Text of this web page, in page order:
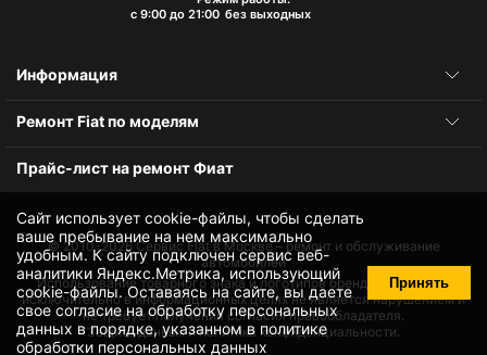
Сайт использует cookie-файлы, чтобы сделать
ваше пребывание на нем максимально
удобным. К cайту подключен сервис веб-
аналитики Яндекс.Метрика, использующий
cookie-файлы. Оставаясь на сайте, вы даете
своесогласие на обработку персональных
данных в порядке, указанном в политике
обработки персональных данных
Принять
с 9:00 до 21:00 без выходных
Информация
Ремонт Fiat по моделям
Прайс-лист на ремонт Фиат
© 2010-2026Сервис Fiat в Москве – ремонт и обслуживание
автомобилей
Использование товарного знака и логотипов бренда происходит
исключительно в информационных целях не является нарушением и
не требует получения согласия правообладателя.
Защита данных и политика конфиденциальности.